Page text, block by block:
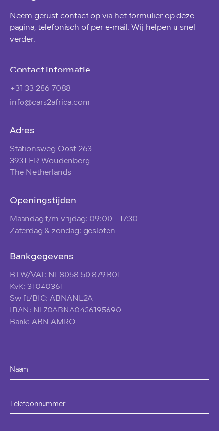
Neem gerust contact op via het formulier op deze
pagina, telefonisch of per e-mail. Wij helpen u snel
verder.
Contact informatie
+31 33 286 7088
info@cars2africa.com
Adres
Stationsweg Oost 263
3931 ER Woudenberg
The Netherlands
Openingstijden
Maandag t/m vrijdag: 09:00 - 17:30
Zaterdag & zondag: gesloten
Bankgegevens
BTW/VAT: NL8058.50.879.B01
KvK: 31040361
Swift/BIC: ABNANL2A
IBAN: NL70ABNA0436195690
Bank: ABN AMRO
Naam
Telefoonnummer